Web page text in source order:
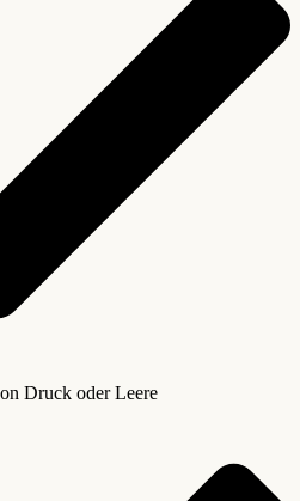
Druck oder Leere